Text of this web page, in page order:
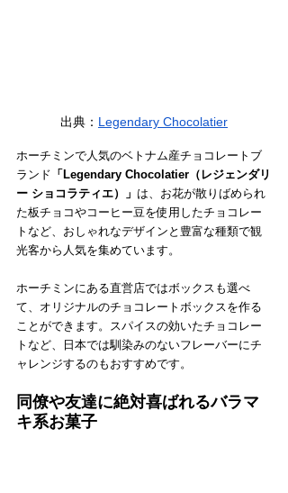
出典： Legendary Chocolatier
ホーチミンで人気のベトナム産チョコレートブ
ランド 「Legendary Chocolatier（レジェンダリ
ー ショコラティエ）」 は、お花が散りばめられ
た板チョコやコーヒー豆を使用したチョコレー
トなど、おしゃれなデザインと豊富な種類で観
光客から人気を集めています。
ホーチミンにある直営店ではボックスも選べ
て、オリジナルのチョコレートボックスを作る
ことができます。スパイスの効いたチョコレー
トなど、日本では馴染みのないフレーバーにチ
ャレンジするのもおすすめです。
同僚や友達に絶対喜ばれるバラマ
キ系お菓子